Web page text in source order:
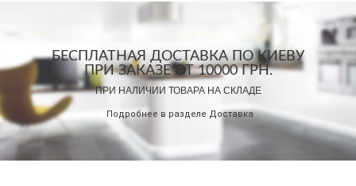
БЕСПЛАТНАЯ ДОСТАВКА ПО КИЕВУ
ПРИ ЗАКАЗЕ ОТ 10000 ГРН.
ПРИ НАЛИЧИИ ТОВАРА НА СКЛАДЕ
Подробнее в разделе Доставка